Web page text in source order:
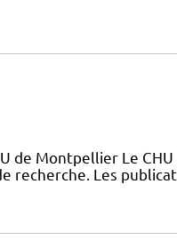
de Montpellier Le
recherche. Les